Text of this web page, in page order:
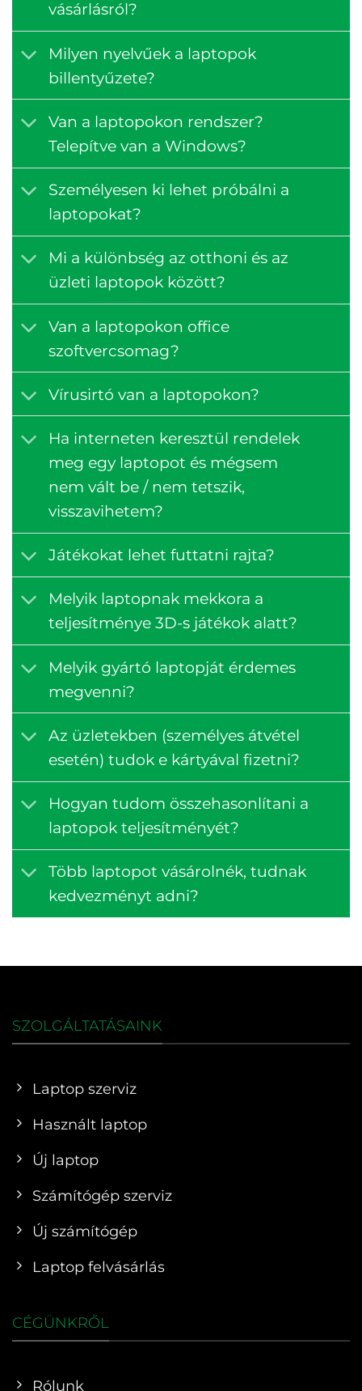
vásárlásról?
Milyen nyelvűek a laptopok
billentyűzete?
Van a laptopokon rendszer?
Telepítve van a Windows?
Személyesen ki lehet próbálni a
laptopokat?
Mi a különbség az otthoni és az
üzleti laptopok között?
Van a laptopokon office
szoftvercsomag?
Vírusirtó van a laptopokon?
Ha interneten keresztül rendelek
meg egy laptopot és mégsem
nem vált be / nem tetszik,
visszavihetem?
Játékokat lehet futtatni rajta?
Melyik laptopnak mekkora a
teljesítménye 3D-s játékok alatt?
Melyik gyártó laptopját érdemes
megvenni?
Az üzletekben (személyes átvétel
esetén) tudok e kártyával fizetni?
Hogyan tudom összehasonlítani a
laptopok teljesítményét?
Több laptopot vásárolnék, tudnak
kedvezményt adni?
SZOLGÁLTATÁSAINK
Laptop szerviz
Használt laptop
Új laptop
Számítógép szerviz
Új számítógép
Laptop felvásárlás
CÉGÜNKRŐL
Rólunk